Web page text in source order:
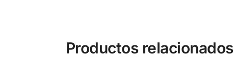
Productos relacionados